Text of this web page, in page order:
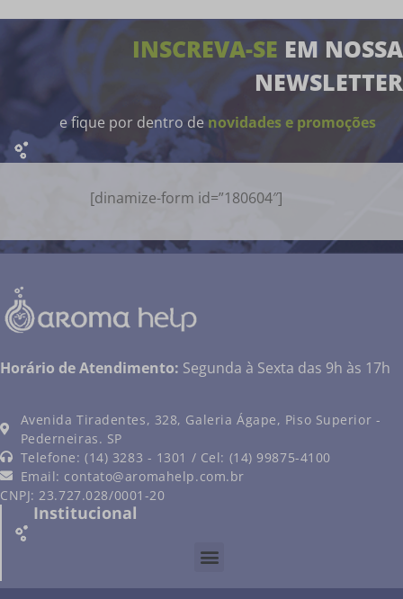
INSCREVA-SE EM NOSSA
NEWSLETTER
e fique por dentro de novidades e promoções
[dinamize-form id=”180604″]
Horário de Atendimento: Segunda à Sexta das 9h às 17h
Avenida Tiradentes, 328, Galeria Ágape, Piso Superior -
Pederneiras. SP
Telefone: (14) 3283 - 1301 / Cel: (14) 99875-4100
Email: contato@aromahelp.com.br
CNPJ: 23.727.028/0001-20
Institucional